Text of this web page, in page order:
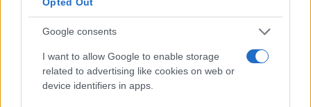
Google consents
I want to allow Google to enable storage
related to advertising like cookies on web or
device identifiers in apps.
Camminare nella natura: un approccio
scientifico per il benessere